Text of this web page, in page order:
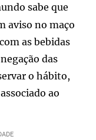
sabe que
aviso no maço
as bebidas
das
o hábito,
ao